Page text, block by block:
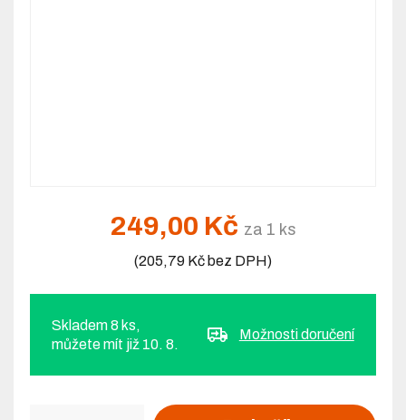
249,00 Kč za 1 ks
(205,79 Kč bez DPH)
Skladem 8 ks,
můžete mít již 10. 8.
Možnosti doručení